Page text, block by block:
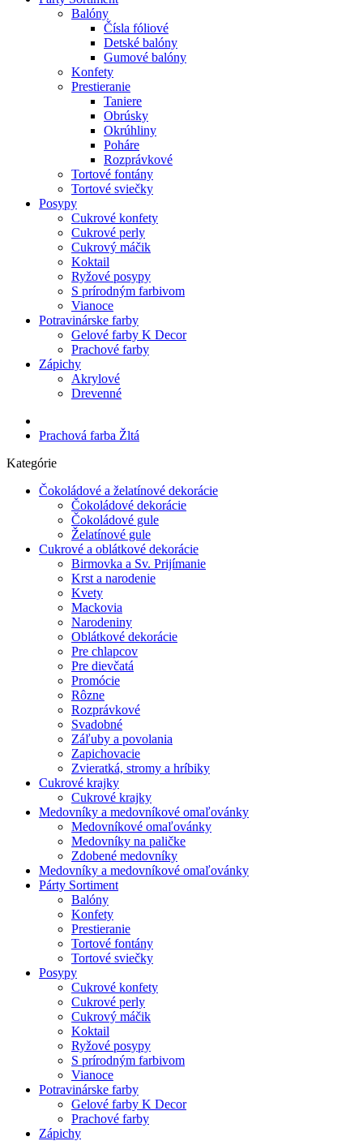
Balóny
Čísla fóliové
Detské balóny
Gumové balóny
Konfety
Prestieranie
Taniere
Obrúsky
Okrúhliny
Poháre
Rozprávkové
Tortové fontány
Tortové sviečky
Posypy
Cukrové konfety
Cukrové perly
Cukrový máčik
Koktail
Ryžové posypy
S prírodným farbivom
Vianoce
Potravinárske farby
Gelové farby K Decor
Prachové farby
Zápichy
Akrylové
Drevenné
Prachová farba Žltá
Kategórie
Čokoládové a želatínové dekorácie
Čokoládové dekorácie
Čokoládové gule
Želatínové gule
Cukrové a oblátkové dekorácie
Birmovka a Sv. Prijímanie
Krst a narodenie
Kvety
Mackovia
Narodeniny
Oblátkové dekorácie
Pre chlapcov
Pre dievčatá
Promócie
Rôzne
Rozprávkové
Svadobné
Záľuby a povolania
Zapichovacie
Zvieratká, stromy a hríbiky
Cukrové krajky
Cukrové krajky
Medovníky a medovníkové omaľovánky
Medovníkové omaľovánky
Medovníky na paličke
Zdobené medovníky
Medovníky a medovníkové omaľovánky
Párty Sortiment
Balóny
Konfety
Prestieranie
Tortové fontány
Tortové sviečky
Posypy
Cukrové konfety
Cukrové perly
Cukrový máčik
Koktail
Ryžové posypy
S prírodným farbivom
Vianoce
Potravinárske farby
Gelové farby K Decor
Prachové farby
Zápichy